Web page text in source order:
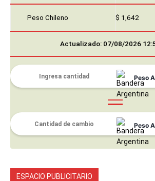
Peso Chileno $ 1,642
Actualizado: 07/08/2026
ESPACIO PUBLICITARIO